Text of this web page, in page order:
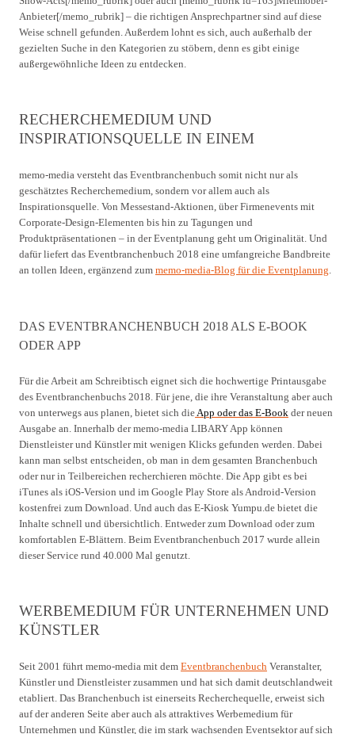
Anbieter[/memo_rubrik] – die richtigen Ansprechpartner sind auf diese
Weise schnell gefunden. Außerdem lohnt es sich, auch außerhalb der
gezielten Suche in den Kategorien zu stöbern, denn es gibt einige
außergewöhnliche Ideen zu entdecken.
RECHERCHEMEDIUM UND
INSPIRATIONSQUELLE IN EINEM
memo-media versteht das Eventbranchenbuch somit nicht nur als
geschätztes Recherchemedium, sondern vor allem auch als
Inspirationsquelle. Von Messestand-Aktionen, über Firmenevents mit
Corporate-Design-Elementen bis hin zu Tagungen und
Produktpräsentationen – in der Eventplanung geht um Originalität. Und
dafür liefert das Eventbranchenbuch 2018 eine umfangreiche Bandbreite
an tollen Ideen, ergänzend zum memo-media-Blog für die Eventplanung
DAS EVENTBRANCHENBUCH 2018 ALS E-BOOK
ODER APP
Für die Arbeit am Schreibtisch eignet sich die hochwertige Printausgabe
des Eventbranchenbuchs 2018. Für jene, die ihre Veranstaltung aber auch
von unterwegs aus planen, bietet sich die App oder das E-Book der neuen
Ausgabe an. Innerhalb der memo-media LIBARY App können
Dienstleister und Künstler mit wenigen Klicks gefunden werden. Dabei
kann man selbst entscheiden, ob man in dem gesamten Branchenbuch
oder nur in Teilbereichen recherchieren möchte. Die App gibt es bei
iTunes als iOS-Version und im Google Play Store als Android-Version
kostenfrei zum Download. Und auch das E-Kiosk Yumpu.de bietet die
Inhalte schnell und übersichtlich. Entweder zum Download oder zum
komfortablen E-Blättern. Beim Eventbranchenbuch 2017 wurde allein
dieser Service rund 40.000 Mal genutzt.
WERBEMEDIUM FÜR UNTERNEHMEN UND
KÜNSTLER
Seit 2001 führt memo-media mit dem Eventbranchenbuch Veranstalter,
Künstler und Dienstleister zusammen und hat sich damit deutschlandweit
etabliert. Das Branchenbuch ist einerseits Recherchequelle, erweist sich
auf der anderen Seite aber auch als attraktives Werbemedium für
Unternehmen und Künstler, die im stark wachsenden Eventsektor auf sich